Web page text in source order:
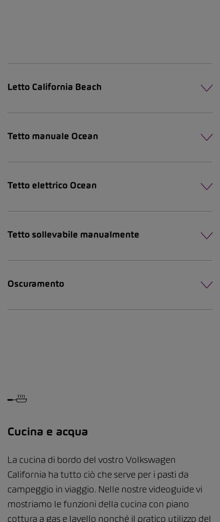
Letto California Beach
Tetto manuale Ocean
Tetto elettrico Ocean
Tetto sollevabile manualmente
Oscuramento
Cucina e acqua
La cucina di bordo del vostro Volkswagen
California ha tutto ciò che serve per i pasti da
campeggio in viaggio. Nelle nostre videoguide vi
mostriamo le funzioni della cucina con piano
cottura a gas e lavello nonché il pratico utilizzo del